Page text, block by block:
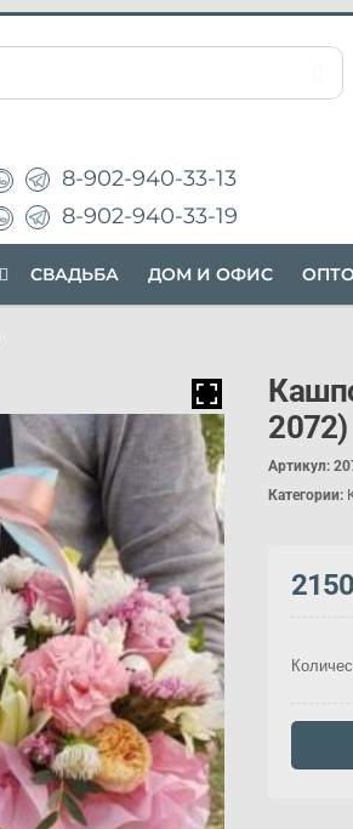
8-902-940-33-13
8-902-940-33-19
СВАДЬБА ДОМ И ОФИС
2072)
Артикул:
Категории: